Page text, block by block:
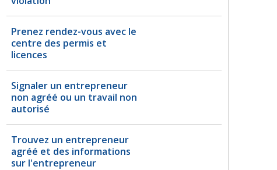
Prenez rendez-vous avec le
centre des permis et
licences
Signaler un entrepreneur
non agréé ou un travail non
autorisé
Trouvez un entrepreneur
agréé et des informations
sur l'entrepreneur